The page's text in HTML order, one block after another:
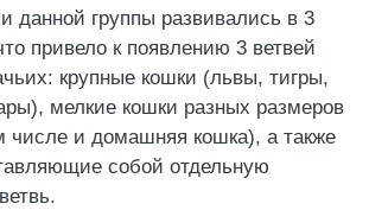
данной группы развивались в 3
привело к появлению 3 ветвей
крупные кошки (львы, тигры,
мелкие кошки разных размеров
числе и домашняя кошка), а также
собой отдельную